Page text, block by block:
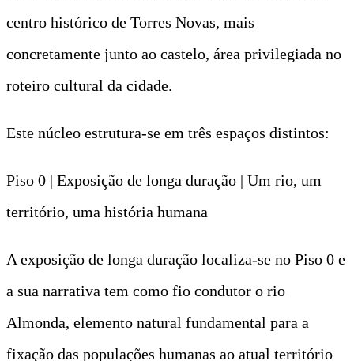
centro histórico de Torres Novas, mais
concretamente junto ao castelo, área privilegiada no
roteiro cultural da cidade.
Este núcleo estrutura-se em três espaços distintos:
Piso 0 | Exposição de longa duração | Um rio, um
território, uma história humana
A exposição de longa duração localiza-se no Piso 0 e
a sua narrativa tem como fio condutor o rio
Almonda, elemento natural fundamental para a
fixação das populações humanas ao atual território